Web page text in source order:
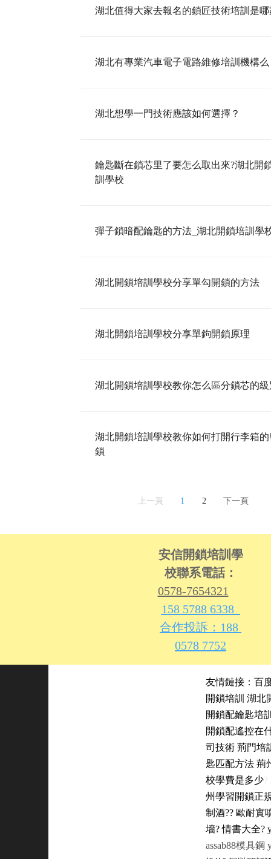
湖北值得大家去報名的鎖匠技術培訓是
湖北有專業汽車電子電路維修培訓機構么
湖北想學一門技術應該如何選擇？
鑰匙斷在鎖芯里了要怎么取出來?湖北開
訓學校
彈子鎖暗配鑰匙的方法_湖北開鎖培訓學
湖北開鎖培訓學校分享單勾開鎖的方法
湖北開鎖培訓學校分享單鉤開鎖原理
湖北開鎖培訓學校教你怎么區分鎖芯的
湖北開鎖培訓學校教你如何打開行李箱
鎖
上一頁 1 2 下一頁
安信開鎖培訓學
校聯系電話：
0578-7654321
158 5788 6338
合作投訴： 188
0578 7752
友情鏈接： 百
開鎖培訓
湖北
開鎖配鑰匙培
開鎖配遙控在
司技術 荊門培
匙匹配方法 荊
校學費是多少?
州學習開鎖正
制酒?? 歐耐實
墻?情書大全?
assab88模具鋼